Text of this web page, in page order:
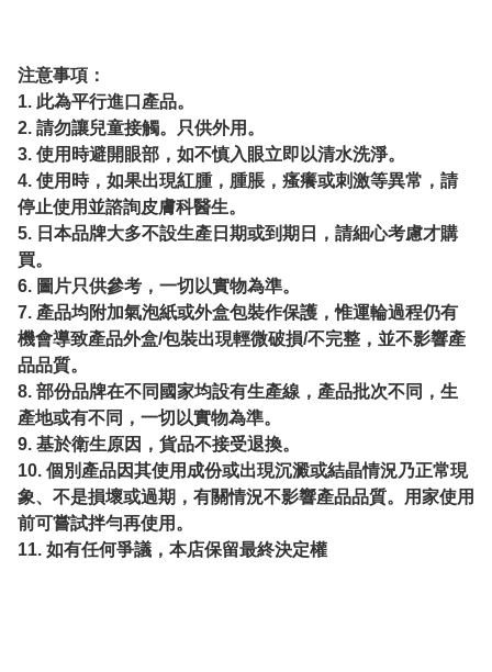
注意事項：
1. 此為平行進口產品。
2. 請勿讓兒童接觸。只供外用。
3. 使用時避開眼部，如不慎入眼立即以清水洗淨。
4. 使用時，如果出現紅腫，腫脹，瘙癢或刺激等異常，請
停止使用並諮詢皮膚科醫生。
5. 日本品牌大多不設生產日期或到期日，請細心考慮才購
買。
6. 圖片只供參考，一切以實物為準。
7. 產品均附加氣泡紙或外盒包裝作保護，惟運輪過程仍有
機會導致產品外盒/包裝出現輕微破損/不完整，並不影響產
品品質。
8. 部份品牌在不同國家均設有生產線，產品批次不同，生
產地或有不同，一切以實物為準。
9. 基於衛生原因，貨品不接受退換。
10. 個別產品因其使用成份或出現沉澱或結晶情況乃正常現
象、不是損壞或過期，有關情況不影響產品品質。用家使用
前可嘗試拌勻再使用。
11. 如有任何爭議，本店保留最終決定權